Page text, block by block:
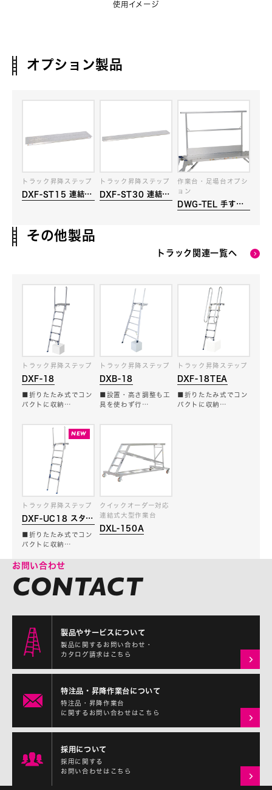
使用イメージ
オプション製品
DXF-ST15 連結足
トラック昇降ステップ
DXF-ST30 連結足
トラック昇降ステップ
DWG-TEL 手すり
作業台・足場台オプシ
ョン
その他製品
トラック関連一覧へ
DXF-18
トラック昇降ステップ
■折りたたみ式でコン
パクトに収納…
DXB-18
トラック昇降ステップ
■設置・高さ調整も工
具を使わず行…
DXF-18TEA
トラック昇降ステップ
■折りたたみ式でコン
パクトに収納…
DXF-UC18 スタッ
トラック昇降ステップ
■折りたたみ式でコン
パクトに収納…
DXL-150A
クイックオーダー対応
連結式大型作業台
お問い合わせ
製品やサービスについて
製品に関するお問い合わせ・
カタログ請求はこちら
特注品・昇降作業台について
特注品・昇降作業台
に関するお問い合わせはこちら
採用について
採用に関する
お問い合わせはこちら